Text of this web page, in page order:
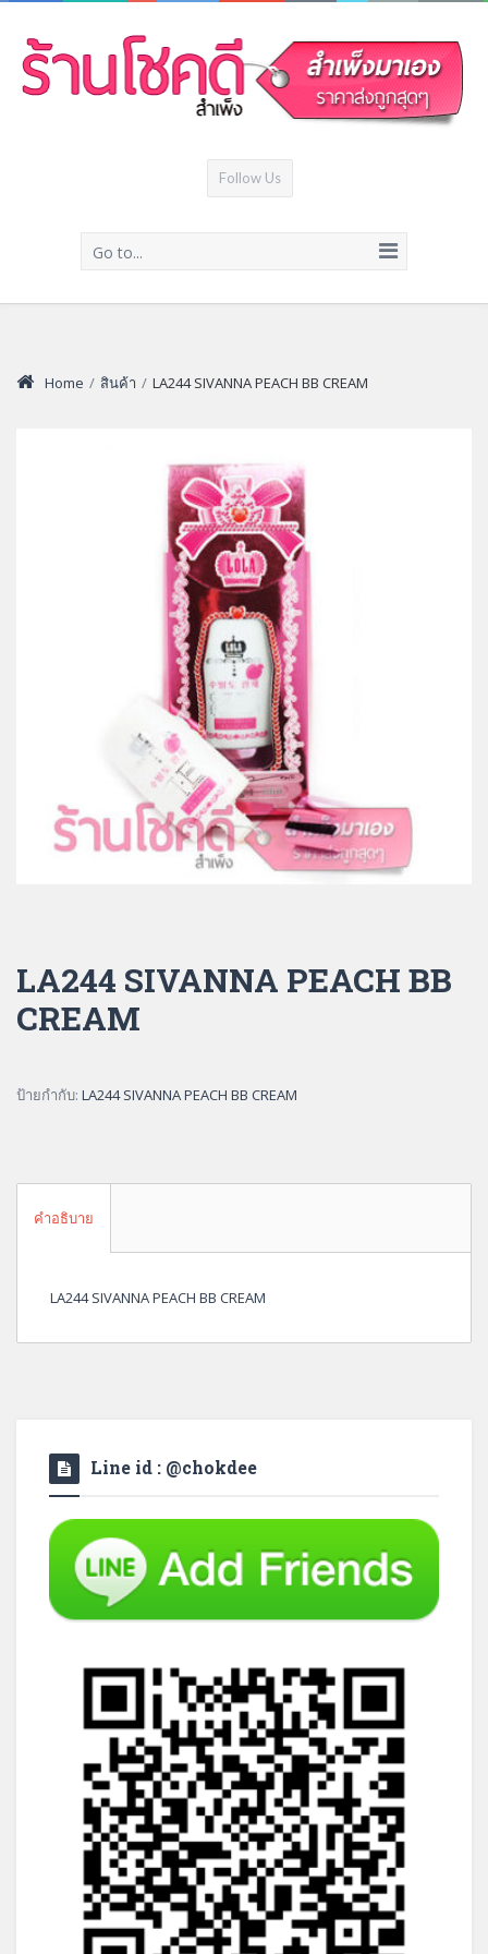
Follow Us
Go to...
Home / สินค้า / LA244 SIVANNA PEACH BB CREAM
LA244 SIVANNA PEACH BB
CREAM
ป้ายกำกับ: LA244 SIVANNA PEACH BB CREAM
คำอธิบาย
LA244 SIVANNA PEACH BB CREAM
Line id : @chokdee